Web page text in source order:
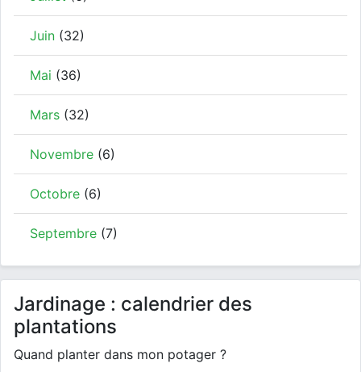
Juin (32)
Mai (36)
Mars (32)
Novembre (6)
Octobre (6)
Septembre (7)
Jardinage : calendrier des
plantations
Quand planter dans mon potager ?